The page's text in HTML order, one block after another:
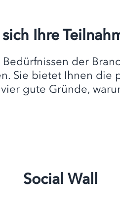
Ihre
der
Sie bietet Ihnen die
gute Gründe,
Social Wall